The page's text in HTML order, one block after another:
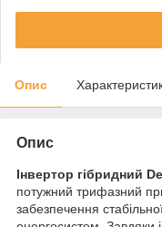
Опис
Опис
Інвертор гібридний
потужний трифазний
забезпечення